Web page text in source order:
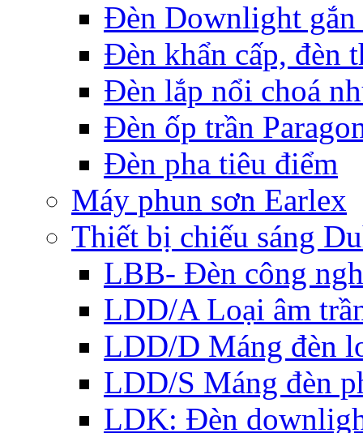
Đèn Downlight
Đèn khẩn cấp, đèn
Đèn lắp nổi choá
Đèn ốp trần
Đèn pha tiêu điểm
Máy phun sơn Earlex
Thiết bị chiếu sáng
LBB- Đèn công
LDD/A Loại âm
LDD/D Máng đèn
LDD/S Máng đèn
LDK: Đèn